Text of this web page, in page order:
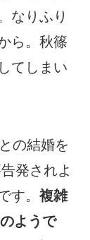
なりふり
ら。秋篠
てしまい
の結婚を
発されよ
す。 複雑
ようで